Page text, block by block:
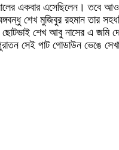
একবার এসেছিলেন। তবে
শেখ মুজিবুর রহমান তার
ছোটভাই শেখ আবু নাসের এ জমি
সেই পাট গোডাউন ভেঙে